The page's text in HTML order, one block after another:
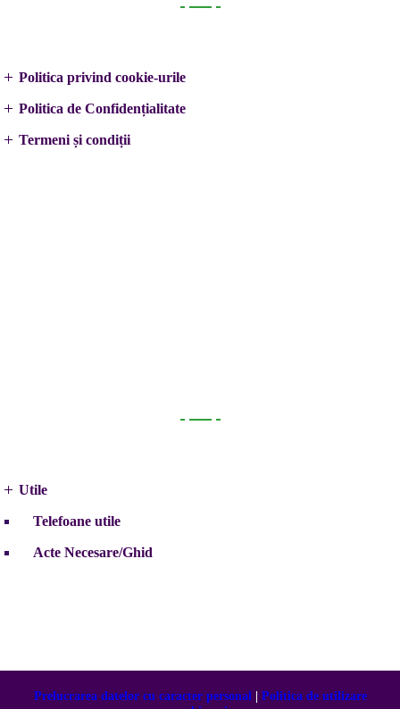
Politica privind cookie-urile
Politica de Confidențialitate
Termeni și condiții
Utile
Telefoane utile
Acte Necesare/Ghid
Prelucrarea datelor cu caracter personal| Politica de utilizare